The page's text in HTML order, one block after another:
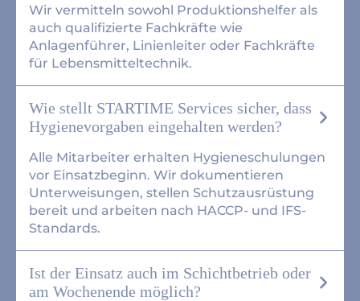
Wir vermitteln sowohl Produktionshelfer als
auch qualifizierte Fachkräfte wie
Anlagenführer, Linienleiter oder Fachkräfte
für Lebensmitteltechnik.
Wie stellt STARTIME Services sicher, dass
Hygienevorgaben eingehalten werden?
Alle Mitarbeiter erhalten Hygieneschulungen
vor Einsatzbeginn. Wir dokumentieren
Unterweisungen, stellen Schutzausrüstung
bereit und arbeiten nach HACCP- und IFS-
Standards.
Ist der Einsatz auch im Schichtbetrieb oder
am Wochenende möglich?